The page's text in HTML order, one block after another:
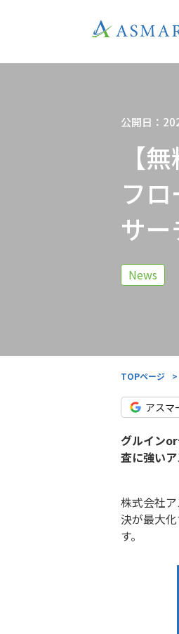
公開日：
【
フ
サー
News
TOPページ >
アスマ
グルイン
査に強い
株式会社
決が最大
す。